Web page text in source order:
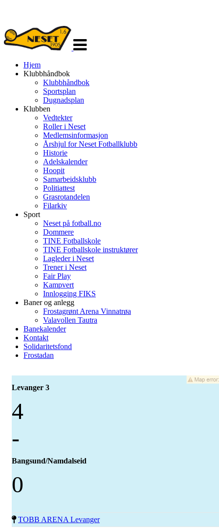
navigasjon
Hjem
Klubbhåndbok
Klubbhåndbok
Sportsplan
Dugnadsplan
Klubben
Vedtekter
Roller i Neset
Medlemsinformasjon
Årshjul for Neset Fotballklubb
Historie
Adelskalender
Hoopit
Samarbeidsklubb
Politiattest
Grasrotandelen
Filarkiv
Sport
Neset på fotball.no
Dommere
TINE Fotballskole
TINE Fotballskole instruktører
Lagleder i Neset
Trener i Neset
Fair Play
Kampvert
Innlogging FIKS
Baner og anlegg
Frostagrønt Arena Vinnatrøa
Valavollen Tautra
Banekalender
Kontakt
Solidaritetsfond
Frostadan
Levanger 3
4
-
Bangsund/Namdalseid
0
TOBB ARENA Levanger